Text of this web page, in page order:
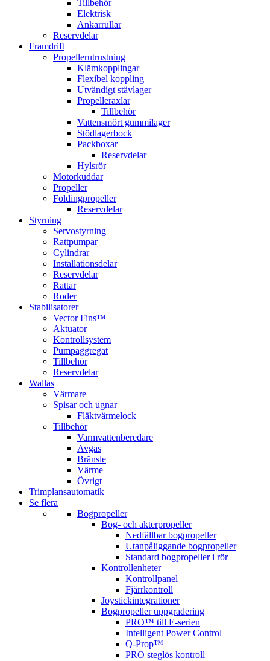
Tillbehör
Elektrisk
Ankarrullar
Reservdelar
Framdrift
Propellerutrustning
Klämkopplingar
Flexibel koppling
Utvändigt stävlager
Propelleraxlar
Tillbehör
Vattensmört gummilager
Stödlagerbock
Packboxar
Reservdelar
Hylsrör
Motorkuddar
Propeller
Foldingpropeller
Reservdelar
Styrning
Servostyrning
Rattpumpar
Cylindrar
Installationsdelar
Reservdelar
Rattar
Roder
Stabilisatorer
Vector Fins™
Aktuator
Kontrollsystem
Pumpaggregat
Tillbehör
Reservdelar
Wallas
Värmare
Spisar och ugnar
Fläktvärmelock
Tillbehör
Varmvattenberedare
Avgas
Bränsle
Värme
Övrigt
Trimplansautomatik
Se flera
Bogpropeller
Bog- och akterpropeller
Nedfällbar bogpropeller
Utanpåliggande bogpropeller
Standard bogpropeller i rör
Kontrollenheter
Kontrollpanel
Fjärrkontroll
Joystickintegrationer
Bogpropeller uppgradering
PRO™ till E-serien
Intelligent Power Control
Q-Prop™
PRO steglös kontroll